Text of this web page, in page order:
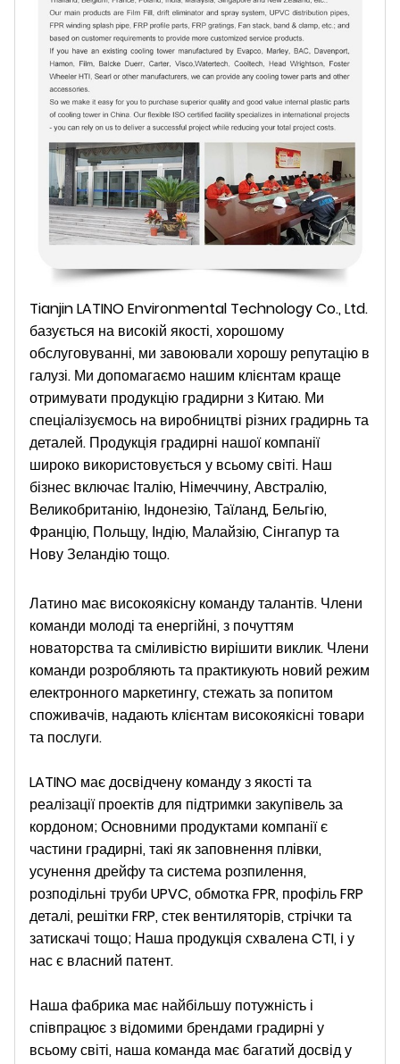
Tianjin LATINO Environmental Technology Co., Ltd.
базується на високій якості, хорошому
обслуговуванні, ми завоювали хорошу репутацію в
галузі. Ми допомагаємо нашим клієнтам краще
отримувати продукцію градирни з Китаю. Ми
спеціалізуємось на виробництві різних градирнь та
деталей. Продукція градирні нашої компанії
широко використовується у всьому світі. Наш
бізнес включає Італію, Німеччину, Австралію,
Великобританію, Індонезію, Таїланд, Бельгію,
Францію, Польщу, Індію, Малайзію, Сінгапур та
Нову Зеландію тощо.
Латино має високоякісну команду талантів. Члени
команди молоді та енергійні, з почуттям
новаторства та сміливістю вирішити виклик. Члени
команди розробляють та практикують новий режим
електронного маркетингу, стежать за попитом
споживачів, надають клієнтам високоякісні товари
та послуги.
LATINO має досвідчену команду з якості та
реалізації проектів для підтримки закупівель за
кордоном; Основними продуктами компанії є
частини градирні, такі як заповнення плівки,
усунення дрейфу та система розпилення,
розподільні труби UPVC, обмотка FPR, профіль FRP
деталі, решітки FRP, стек вентиляторів, стрічки та
затискачі тощо; Наша продукція схвалена CTI, і у
нас є власний патент.
Наша фабрика має найбільшу потужність і
співпрацює з відомими брендами градирні у
всьому світі, наша команда має багатий досвід у